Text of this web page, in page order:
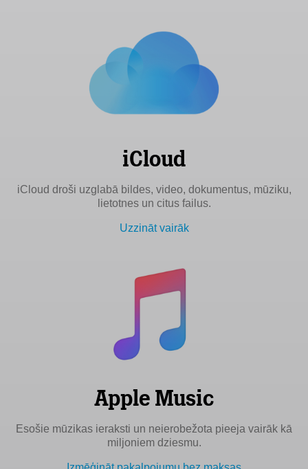
iCloud
iCloud droši uzglabā bildes, video, dokumentus, mūziku,
lietotnes un citus failus.
Uzzināt vairāk
Apple Music
Esošie mūzikas ieraksti un neierobežota pieeja vairāk kā
miljoniem dziesmu.